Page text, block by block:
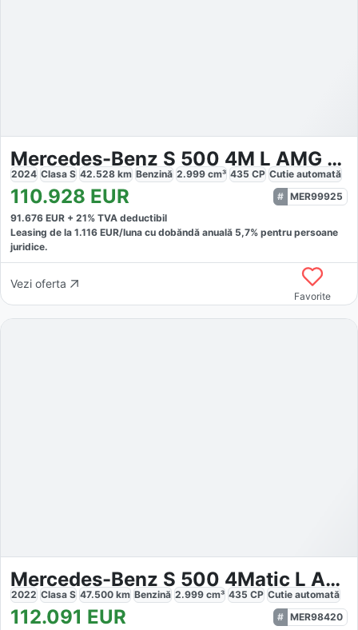
Mercedes-Benz S 500 4M L AMG Sport Pano Chauff Fond Entert Mas
2024 Clasa S 42.528 km Benzină 2.999 cm³ 435 CP Cutie automată
110.928 EUR
MER99925
91.676 EUR + 21% TVA deductibil
Leasing de la 1.116 EUR/luna cu dobăndă anuală 5,7% pentru persoane
juridice.
Vezi oferta
Favorite
Mercedes-Benz S 500 4Matic L AMG Line *Pano *Burmester *Headup
2022 Clasa S 47.500 km Benzină 2.999 cm³ 435 CP Cutie automată
112.091 EUR
MER98420